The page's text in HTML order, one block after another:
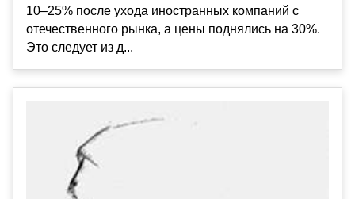
10–25% после ухода иностранных компаний с
отечественного рынка, а цены поднялись на 30%.
Это следует из д...